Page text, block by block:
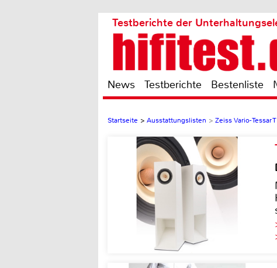
Testberichte der
News Testberichte Bestenliste
Startseite > Ausstattungslisten > Zeiss Vario-Tessar